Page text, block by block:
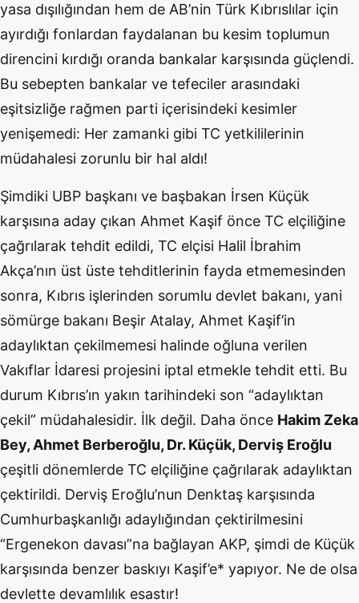
yasa dışılığından hem de AB’nin Türk Kıbrıslılar için
ayırdığı fonlardan faydalanan bu kesim toplumun
direncini kırdığı oranda bankalar karşısında güçlendi.
Bu sebepten bankalar ve tefeciler arasındaki
eşitsizliğe rağmen parti içerisindeki kesimler
yenişemedi: Her zamanki gibi TC yetkililerinin
müdahalesi zorunlu bir hal aldı!
Şimdiki UBP başkanı ve başbakan İrsen Küçük
karşısına aday çıkan Ahmet Kaşif önce TC elçiliğine
çağrılarak tehdit edildi, TC elçisi Halil İbrahim
Akça’nın üst üste tehditlerinin fayda etmemesinden
sonra, Kıbrıs işlerinden sorumlu devlet bakanı, yani
sömürge bakanı Beşir Atalay, Ahmet Kaşif’in
adaylıktan çekilmemesi halinde oğluna verilen
Vakıflar İdaresi projesini iptal etmekle tehdit etti. Bu
durum Kıbrıs’ın yakın tarihindeki son “adaylıktan
çekil” müdahalesidir. İlk değil. Daha önce Hakim Zeka
Bey, Ahmet Berberoğlu, Dr. Küçük, Derviş Eroğlu
çeşitli dönemlerde TC elçiliğine çağrılarak adaylıktan
çektirildi. Derviş Eroğlu’nun Denktaş karşısında
Cumhurbaşkanlığı adaylığından çektirilmesini
“Ergenekon davası”na bağlayan AKP, şimdi de Küçük
karşısında benzer baskıyı Kaşif’e* yapıyor. Ne de olsa
devlette devamlılık esastır!